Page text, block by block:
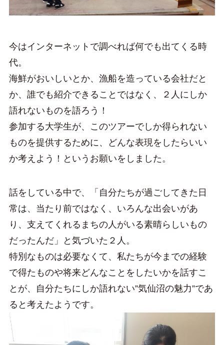
今はインターネットで調べれば何でも出てくる時
代。
海鮮がおいしいとか、漁船を造っている会社だと
か、誰でも紹介できることではなく、２人にしか
語れないものを語ろう！
参加する大学生が、このツアーでしか得られない
ものを提供するために、どんな表現をしたらいい
か考えよう！というお願いをしました。
話をしている中で、「自分たちが過ごしてきた日
常は、当たり前ではなく、いろんな出会いがあ
り、支えてくれるまちの人がいる素晴らしいもの
だったんだ」と気づいた２人。
特別なものは必要なくて、私たちが今までの経験
で得たものや将来どんなことをしたいかを話すこ
とが、自分たちにしか語れない”気仙沼の魅力”であ
ると考えたようです。